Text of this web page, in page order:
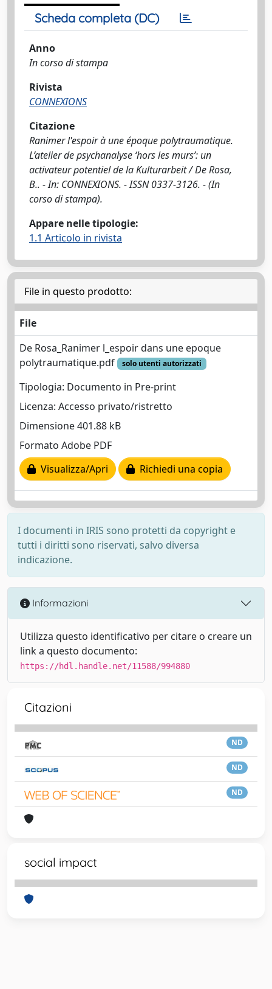
Scheda completa (DC)
Anno
In corso di stampa
Rivista
CONNEXIONS
Citazione
Ranimer l'espoir à une époque polytraumatique.
L’atelier de psychanalyse ‘hors les murs’: un
activateur potentiel de la Kulturarbeit / De Rosa,
B.. - In: CONNEXIONS. - ISSN 0337-3126. - (In
corso di stampa).
Appare nelle tipologie:
1.1 Articolo in rivista
File in questo prodotto:
File
De Rosa_Ranimer l_espoir dans une epoque
polytraumatique.pdf
solo utenti autorizzati
Tipologia: Documento in Pre-print
Licenza: Accesso privato/ristretto
Dimensione 401.88 kB
Formato Adobe PDF
Visualizza/Apri
Richiedi una copia
I documenti in IRIS sono protetti da copyright e
tutti i diritti sono riservati, salvo diversa
indicazione.
Informazioni
Utilizza questo identificativo per citare o creare un
link a questo documento:
https://hdl.handle.net/11588/994880
Citazioni
ND
ND
ND
social impact